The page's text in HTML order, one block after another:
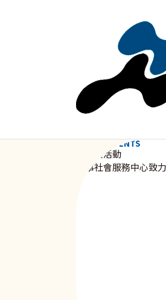
NEWS & EVENTS
資訊與活動
新事社會服務中心